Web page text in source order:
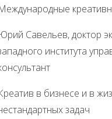
Савельев, доктор
института
в бизнесе и в
задач